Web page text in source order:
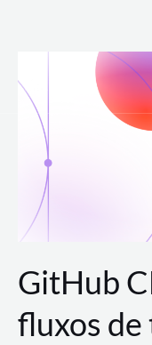
para
conteúdo
GitHub
fluxos de